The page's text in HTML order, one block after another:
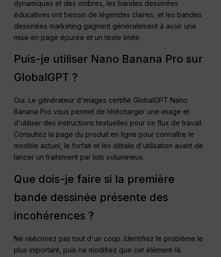
dynamiques et des ombres, les bandes dessinées
éducatives ont besoin de légendes claires, et les bandes
dessinées marketing gagnent généralement à avoir une
mise en page épurée et un texte limité.
Puis-je utiliser Nano Banana Pro sur
GlobalGPT ?
Oui. Le générateur d'images certifié GlobalGPT Nano
Banana Pro vous permet de télécharger une image et
d'utiliser des instructions textuelles pour ce flux de travail.
Consultez la page du produit en ligne pour connaître le
modèle actuel, le forfait et les détails d'utilisation avant de
lancer un traitement par lots volumineux.
Que dois-je faire si la première
bande dessinée présente des
incohérences ?
Ne réécrivez pas tout d'un coup. Identifiez le problème le
plus important, puis ne modifiez que cet élément-là.